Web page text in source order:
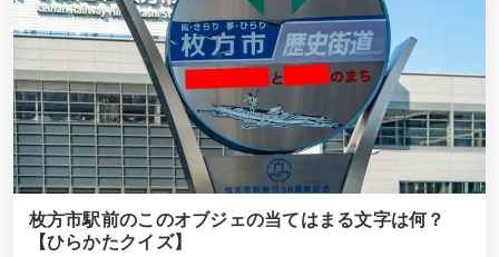
枚方市駅前のこのオブジェの当てはまる文字は何？
【ひらかたクイズ】